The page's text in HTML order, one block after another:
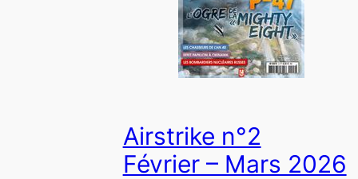
Airstrike n°2
Février – Mars 2026